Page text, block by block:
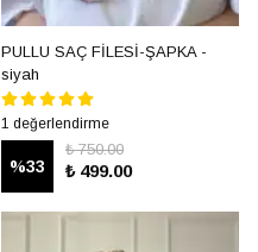
PULLU SAÇ FİLESİ-ŞAPKA -
siyah
1 değerlendirme
%33
₺ 750.00
₺ 499.00